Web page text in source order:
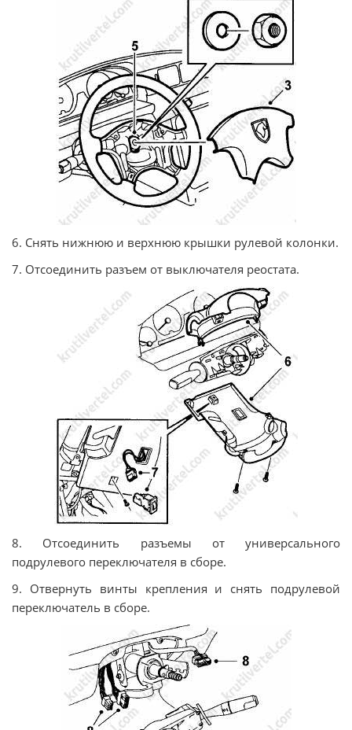
6. Снять нижнюю и верхнюю крышки рулевой колонки.
7. Отсоединить разъем от выключателя реостата.
8. Отсоединить разъемы от универсального
подрулевого переключателя в сборе.
9. Отвернуть винты крепления и снять подрулевой
переключатель в сборе.